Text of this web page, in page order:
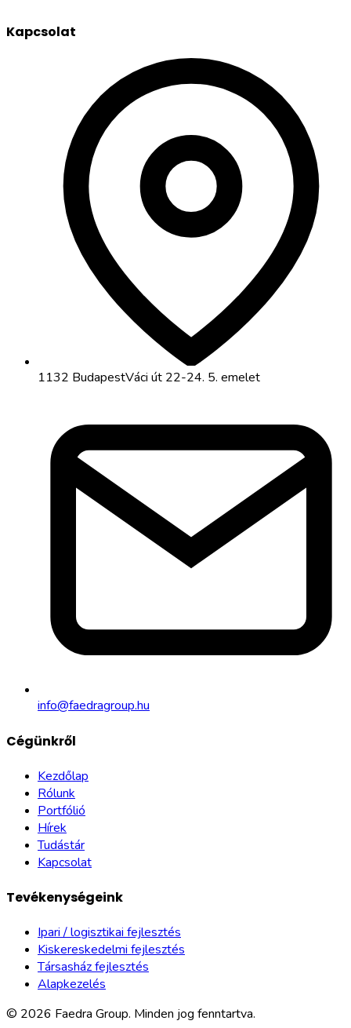
Kapcsolat
1132 BudapestVáci út 22-24. 5. emelet
info@faedragroup.hu
Cégünkről
Kezdőlap
Rólunk
Portfólió
Hírek
Tudástár
Kapcsolat
Tevékenységeink
Ipari / logisztikai fejlesztés
Kiskereskedelmi fejlesztés
Társasház fejlesztés
Alapkezelés
© 2026 Faedra Group. Minden jog fenntartva.